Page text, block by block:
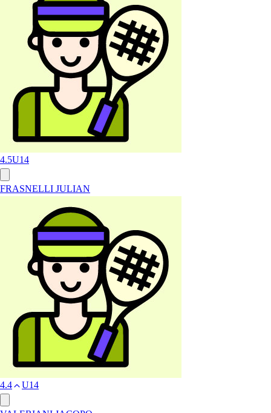
4.5U14
FRASNELLI JULIAN
4.4 U14